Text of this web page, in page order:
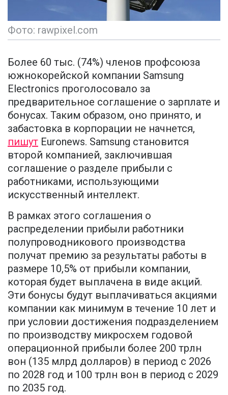
Фото: rawpixel.com
Более 60 тыс. (74%) членов профсоюза
южнокорейской компании Samsung
Electronics проголосовало за
предварительное соглашение о зарплате и
бонусах. Таким образом, оно принято, и
забастовка в корпорации не начнется,
пишут Euronews. Samsung становится
второй компанией, заключившая
соглашение о разделе прибыли с
работниками, использующими
искусственный интеллект.
В рамках этого соглашения о
распределении прибыли работники
полупроводникового производства
получат премию за результаты работы в
размере 10,5% от прибыли компании,
которая будет выплачена в виде акций.
Эти бонусы будут выплачиваться акциями
компании как минимум в течение 10 лет и
при условии достижения подразделением
по производству микросхем годовой
операционной прибыли более 200 трлн
вон (135 млрд долларов) в период с 2026
по 2028 год и 100 трлн вон в период с 2029
по 2035 год.